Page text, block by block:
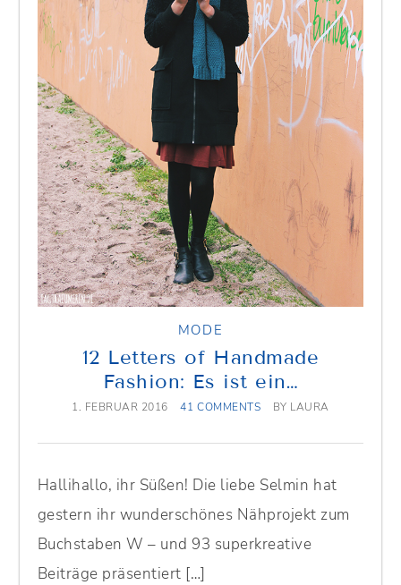
MODE
12 Letters of Handmade
Fashion: Es ist ein…
1. FEBRUAR 2016 41 COMMENTS BY LAURA
Hallihallo, ihr Süßen! Die liebe Selmin hat
gestern ihr wunderschönes Nähprojekt zum
Buchstaben W – und 93 superkreative
Beiträge präsentiert […]